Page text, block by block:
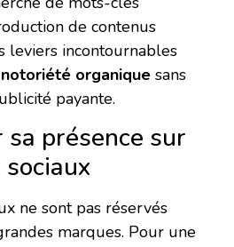
de contenus
leviers incontournables
organique sans
payante.
présence sur
ne sont pas réservés
marques. Pour une